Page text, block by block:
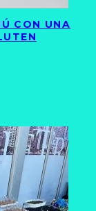
CON UNA